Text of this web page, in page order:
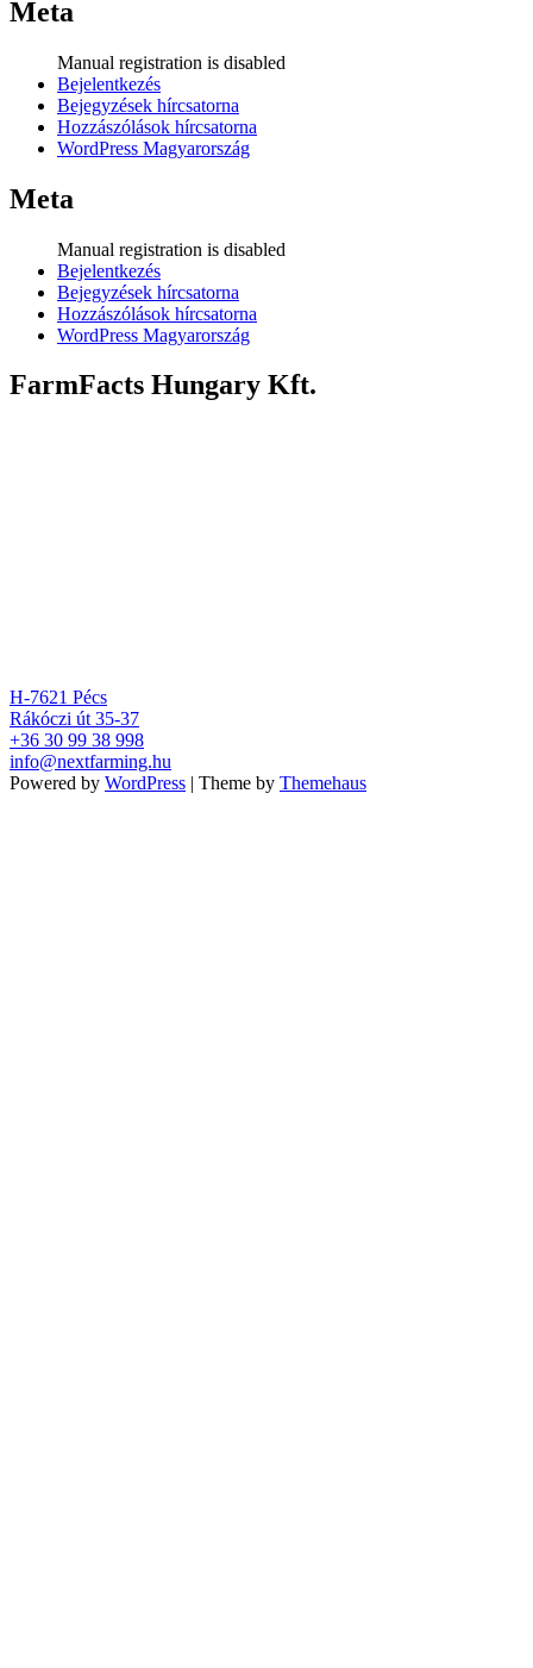
Meta
Manual registration is disabled
Bejelentkezés
Bejegyzések hírcsatorna
Hozzászólások hírcsatorna
WordPress Magyarország
Meta
Manual registration is disabled
Bejelentkezés
Bejegyzések hírcsatorna
Hozzászólások hírcsatorna
WordPress Magyarország
FarmFacts Hungary Kft.
H-7621 Pécs
Rákóczi út 35-37
+36 30 99 38 998
info@nextfarming.hu
Powered by WordPress | Theme by Themehaus